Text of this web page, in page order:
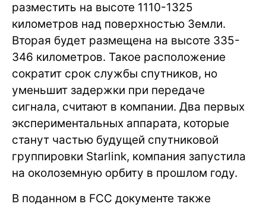
разместить на высоте 1110-1325
километров над поверхностью Земли.
Вторая будет размещена на высоте 335-
346 километров. Такое расположение
сократит срок службы спутников, но
уменьшит задержки при передаче
сигнала, считают в компании. Два первых
экспериментальных аппарата, которые
станут частью будущей спутниковой
группировки Starlink, компания запустила
на околоземную орбиту в прошлом году.
В поданном в FCC документе также